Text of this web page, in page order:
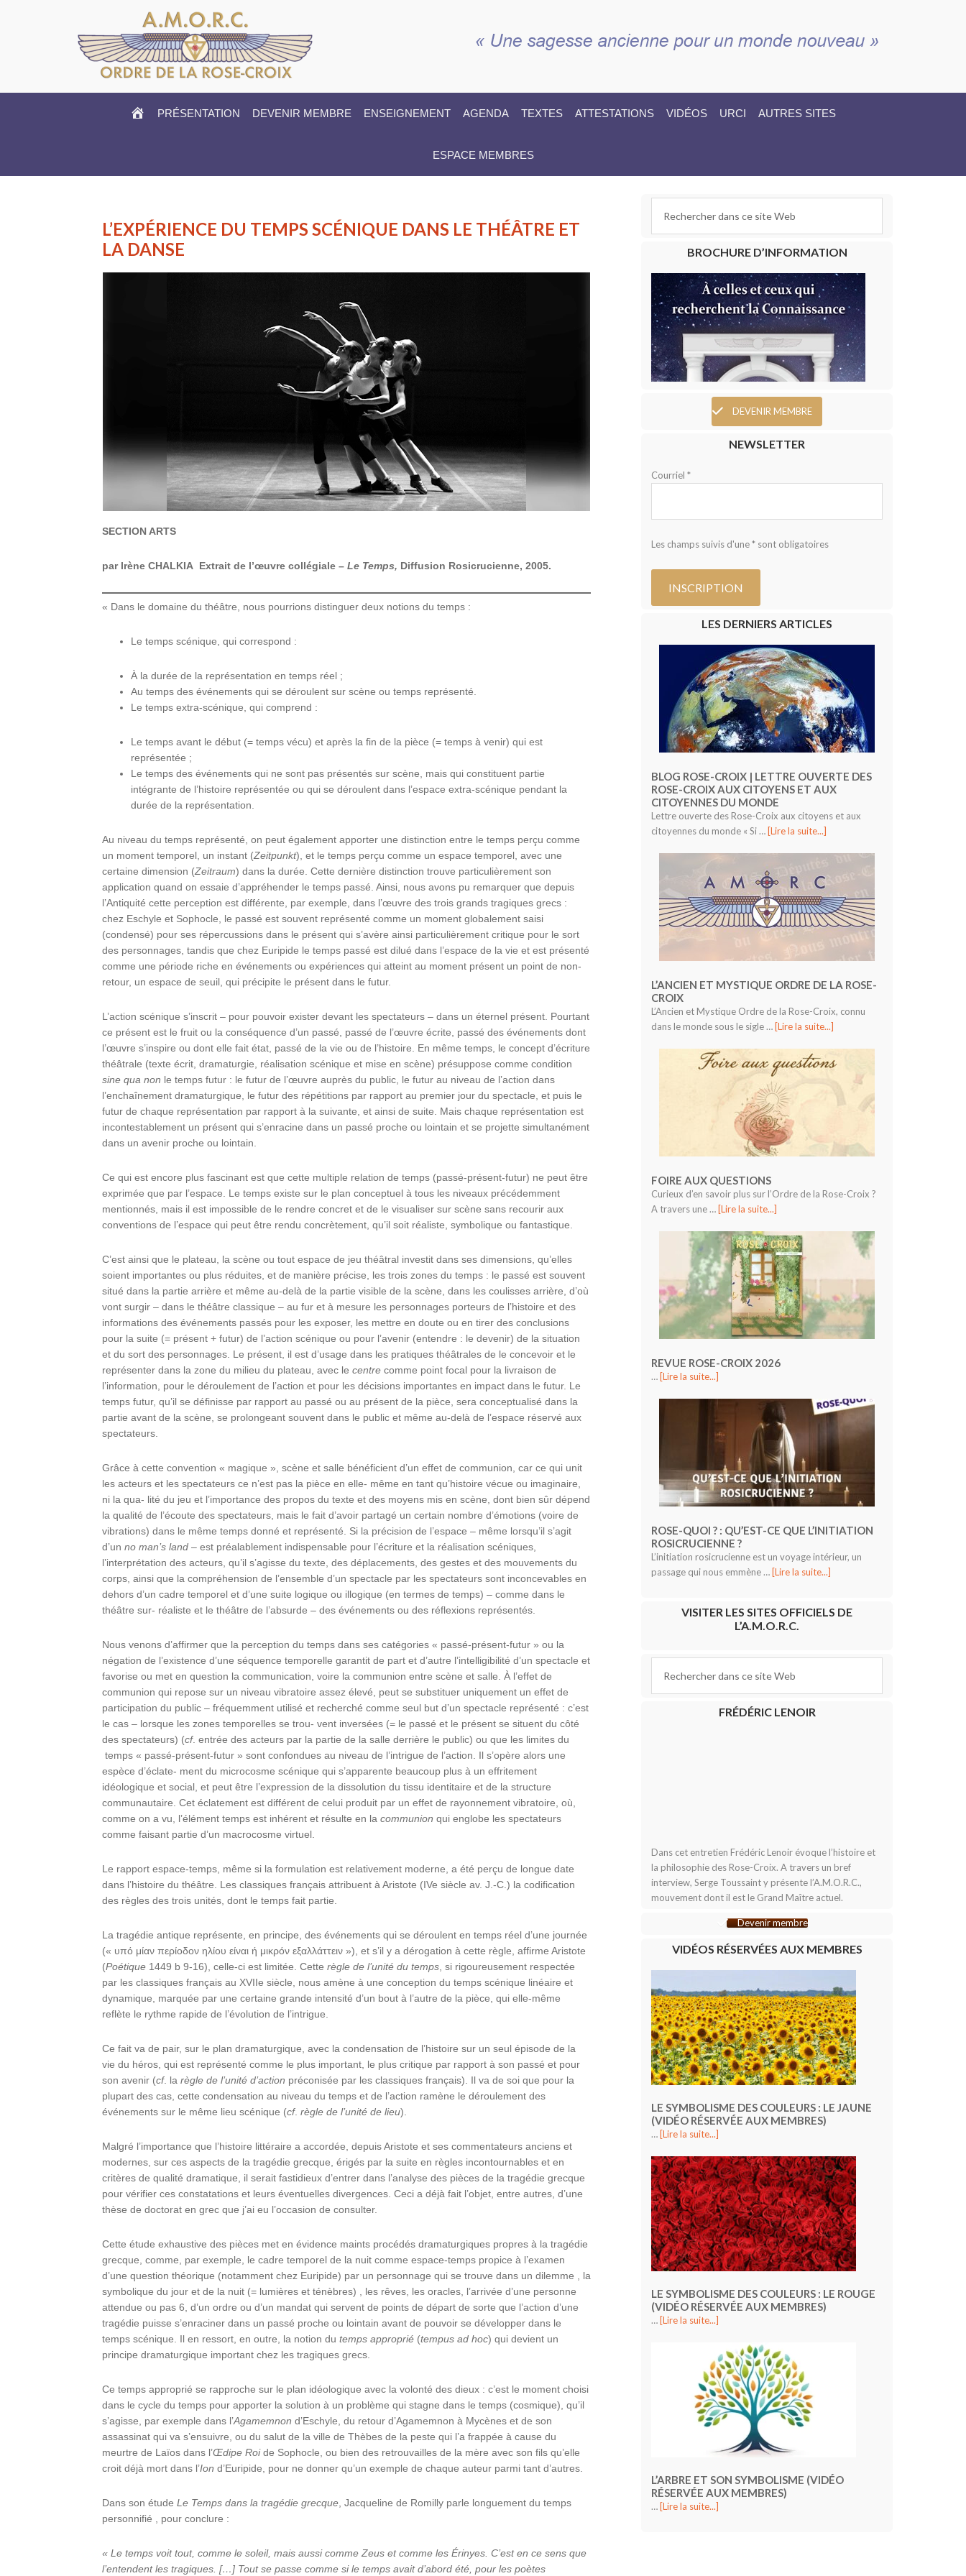
HOME
PRÉSENTATION DEVENIR MEMBRE ENSEIGNEMENT AGENDA TEXTES ATTESTATIONS VIDÉOS URCI AUTRES SITES
ESPACE MEMBRES
L’EXPÉRIENCE DU TEMPS SCÉNIQUE DANS LE THÉÂTRE ET
LA DANSE
SECTION ARTS
par Irène CHALKIA Extrait de l’œuvre collégiale – Le Temps, Diffusion Rosicrucienne, 2005.
« Dans le domaine du théâtre, nous pourrions distinguer deux notions du temps :
Le temps scénique, qui correspond :
À la durée de la représentation en temps réel ;
Au temps des événements qui se déroulent sur scène ou temps représenté.
Le temps extra-scénique, qui comprend :
Le temps avant le début (= temps vécu) et après la fin de la pièce (= temps à venir) qui est
représentée ;
Le temps des événements qui ne sont pas présentés sur scène, mais qui constituent partie
intégrante de l’histoire représentée ou qui se déroulent dans l’espace extra-scénique pendant la
durée de la représentation.
Au niveau du temps représenté, on peut également apporter une distinction entre le temps perçu comme
un moment temporel, un instant (Zeitpunkt), et le temps perçu comme un espace temporel, avec une
certaine dimension (Zeitraum) dans la durée. Cette dernière distinction trouve particulièrement son
application quand on essaie d’appréhender le temps passé. Ainsi, nous avons pu remarquer que depuis
l’Antiquité cette perception est différente, par exemple, dans l’œuvre des trois grands tragiques grecs :
chez Eschyle et Sophocle, le passé est souvent représenté comme un moment globalement saisi
(condensé) pour ses répercussions dans le présent qui s’avère ainsi particulièrement critique pour le sort
des personnages, tandis que chez Euripide le temps passé est dilué dans l’espace de la vie et est présenté
comme une période riche en événements ou expériences qui atteint au moment présent un point de non-
retour, un espace de seuil, qui précipite le présent dans le futur.
L’action scénique s’inscrit – pour pouvoir exister devant les spectateurs – dans un éternel présent. Pourtant
ce présent est le fruit ou la conséquence d’un passé, passé de l’œuvre écrite, passé des événements dont
l’œuvre s’inspire ou dont elle fait état, passé de la vie ou de l’histoire. En même temps, le concept d’écriture
théâtrale (texte écrit, dramaturgie, réalisation scénique et mise en scène) présuppose comme condition
sine qua non le temps futur : le futur de l’œuvre auprès du public, le futur au niveau de l’action dans
l’enchaînement dramaturgique, le futur des répétitions par rapport au premier jour du spectacle, et puis le
futur de chaque représentation par rapport à la suivante, et ainsi de suite. Mais chaque représentation est
incontestablement un présent qui s’enracine dans un passé proche ou lointain et se projette simultanément
dans un avenir proche ou lointain.
Ce qui est encore plus fascinant est que cette multiple relation de temps (passé-présent-futur) ne peut être
exprimée que par l’espace. Le temps existe sur le plan conceptuel à tous les niveaux précédemment
mentionnés, mais il est impossible de le rendre concret et de le visualiser sur scène sans recourir aux
conventions de l’espace qui peut être rendu concrètement, qu’il soit réaliste, symbolique ou fantastique.
C’est ainsi que le plateau, la scène ou tout espace de jeu théâtral investit dans ses dimensions, qu’elles
soient importantes ou plus réduites, et de manière précise, les trois zones du temps : le passé est souvent
situé dans la partie arrière et même au-delà de la partie visible de la scène, dans les coulisses arrière, d’où
vont surgir – dans le théâtre classique – au fur et à mesure les personnages porteurs de l’histoire et des
informations des événements passés pour les exposer, les mettre en doute ou en tirer des conclusions
pour la suite (= présent + futur) de l’action scénique ou pour l’avenir (entendre : le devenir) de la situation
et du sort des personnages. Le présent, il est d’usage dans les pratiques théâtrales de le concevoir et le
représenter dans la zone du milieu du plateau, avec le centre comme point focal pour la livraison de
l’information, pour le déroulement de l’action et pour les décisions importantes en impact dans le futur. Le
temps futur, qu’il se définisse par rapport au passé ou au présent de la pièce, sera conceptualisé dans la
partie avant de la scène, se prolongeant souvent dans le public et même au-delà de l’espace réservé aux
spectateurs.
Grâce à cette convention « magique », scène et salle bénéficient d’un effet de communion, car ce qui unit
les acteurs et les spectateurs ce n’est pas la pièce en elle- même en tant qu’histoire vécue ou imaginaire,
ni la qua- lité du jeu et l’importance des propos du texte et des moyens mis en scène, dont bien sûr dépend
la qualité de l’écoute des spectateurs, mais le fait d’avoir partagé un certain nombre d’émotions (voire de
vibrations) dans le même temps donné et représenté. Si la précision de l’espace – même lorsqu’il s’agit
d’un no man’s land – est préalablement indispensable pour l’écriture et la réalisation scéniques,
l’interprétation des acteurs, qu’il s’agisse du texte, des déplacements, des gestes et des mouvements du
corps, ainsi que la compréhension de l’ensemble d’un spectacle par les spectateurs sont inconcevables en
dehors d’un cadre temporel et d’une suite logique ou illogique (en termes de temps) – comme dans le
théâtre sur- réaliste et le théâtre de l’absurde – des événements ou des réflexions représentés.
Nous venons d’affirmer que la perception du temps dans ses catégories « passé-présent-futur » ou la
négation de l’existence d’une séquence temporelle garantit de part et d’autre l’intelligibilité d’un spectacle et
favorise ou met en question la communication, voire la communion entre scène et salle. À l’effet de
communion qui repose sur un niveau vibratoire assez élevé, peut se substituer uniquement un effet de
participation du public – fréquemment utilisé et recherché comme seul but d’un spectacle représenté : c’est
le cas – lorsque les zones temporelles se trou- vent inversées (= le passé et le présent se situent du côté
des spectateurs) (cf. entrée des acteurs par la partie de la salle derrière le public) ou que les limites du
temps « passé-présent-futur » sont confondues au niveau de l’intrigue de l’action. Il s’opère alors une
espèce d’éclate- ment du microcosme scénique qui s’apparente beaucoup plus à un effritement
idéologique et social, et peut être l’expression de la dissolution du tissu identitaire et de la structure
communautaire. Cet éclatement est différent de celui produit par un effet de rayonnement vibratoire, où,
comme on a vu, l’élément temps est inhérent et résulte en la communion qui englobe les spectateurs
comme faisant partie d’un macrocosme virtuel.
Le rapport espace-temps, même si la formulation est relativement moderne, a été perçu de longue date
dans l’histoire du théâtre. Les classiques français attribuent à Aristote (IVe siècle av. J.-C.) la codification
des règles des trois unités, dont le temps fait partie.
La tragédie antique représente, en principe, des événements qui se déroulent en temps réel d’une journée
(« υπό μίαν περίοδον ηλίου είναι ή μικρόν εξαλλάττειν »), et s’il y a dérogation à cette règle, affirme Aristote
(Poétique 1449 b 9-16), celle-ci est limitée. Cette règle de l’unité du temps , si rigoureusement respectée
par les classiques français au XVIIe siècle, nous amène à une conception du temps scénique linéaire et
dynamique, marquée par une certaine grande intensité d’un bout à l’autre de la pièce, qui elle-même
reflète le rythme rapide de l’évolution de l’intrigue.
Ce fait va de pair, sur le plan dramaturgique, avec la condensation de l’histoire sur un seul épisode de la
vie du héros, qui est représenté comme le plus important, le plus critique par rapport à son passé et pour
son avenir (cf. la règle de l’unité d’action préconisée par les classiques français). Il va de soi que pour la
plupart des cas, cette condensation au niveau du temps et de l’action ramène le déroulement des
événements sur le même lieu scénique (cf. règle de l’unité de lieu).
Malgré l’importance que l’histoire littéraire a accordée, depuis Aristote et ses commentateurs anciens et
modernes, sur ces aspects de la tragédie grecque, érigés par la suite en règles incontournables et en
critères de qualité dramatique, il serait fastidieux d’entrer dans l’analyse des pièces de la tragédie grecque
pour vérifier ces constatations et leurs éventuelles divergences. Ceci a déjà fait l’objet, entre autres, d’une
thèse de doctorat en grec que j’ai eu l’occasion de consulter.
Cette étude exhaustive des pièces met en évidence maints procédés dramaturgiques propres à la tragédie
grecque, comme, par exemple, le cadre temporel de la nuit comme espace-temps propice à l’examen
d’une question théorique (notamment chez Euripide) par un personnage qui se trouve dans un dilemme , la
symbolique du jour et de la nuit (= lumières et ténèbres) , les rêves, les oracles, l’arrivée d’une personne
attendue ou pas 6, d’un ordre ou d’un mandat qui servent de points de départ de sorte que l’action d’une
tragédie puisse s’enraciner dans un passé proche ou lointain avant de pouvoir se développer dans le
temps scénique. Il en ressort, en outre, la notion du temps approprié (tempus ad hoc) qui devient un
principe dramaturgique important chez les tragiques grecs.
Ce temps approprié se rapproche sur le plan idéologique avec la volonté des dieux : c’est le moment choisi
dans le cycle du temps pour apporter la solution à un problème qui stagne dans le temps (cosmique), qu’il
s’agisse, par exemple dans l’Agamemnon d’Eschyle, du retour d’Agamemnon à Mycènes et de son
assassinat qui va s’ensuivre, ou du salut de la ville de Thèbes de la peste qui l’a frappée à cause du
meurtre de Laïos dans l’Œdipe Roide Sophocle, ou bien des retrouvailles de la mère avec son fils qu’elle
croit déjà mort dans l’Ion d’Euripide, pour ne donner qu’un exemple de chaque auteur parmi tant d’autres.
Dans son étude Le Temps dans la tragédie grecque , Jacqueline de Romilly parle longuement du temps
personnifié , pour conclure :
« Le temps voit tout, comme le soleil, mais aussi comme Zeus et comme les Érinyes. C’est en ce sens que
l’entendent les tragiques. […] Tout se passe comme si le temps avait d’abord été, pour les poètes
BROCHURE D’INFORMATION
DEVENIR MEMBRE
NEWSLETTER
Courriel *
Les champs suivis d'une * sont obligatoires
LES DERNIERS ARTICLES
BLOG ROSE-CROIX | LETTRE OUVERTE DES
ROSE-CROIX AUX CITOYENS ET AUX
CITOYENNES DU MONDE
Lettre ouverte des Rose-Croix aux citoyens et aux
citoyennes du monde « Si … [Lire la suite...]
L’ANCIEN ET MYSTIQUE ORDRE DE LA ROSE-
CROIX
L’Ancien et Mystique Ordre de la Rose-Croix, connu
dans le monde sous le sigle … [Lire la suite...]
FOIRE AUX QUESTIONS
Curieux d’en savoir plus sur l’Ordre de la Rose-Croix ?
A travers une … [Lire la suite...]
REVUE ROSE-CROIX 2026
… [Lire la suite...]
ROSE-QUOI ? : QU’EST-CE QUE L’INITIATION
ROSICRUCIENNE ?
L’initiation rosicrucienne est un voyage intérieur, un
passage qui nous emmène … [Lire la suite...]
VISITER LES SITES OFFICIELS DE
L’A.M.O.R.C.
FRÉDÉRIC LENOIR
Dans cet entretien Frédéric Lenoir évoque l’histoire et
la philosophie des Rose-Croix. A travers un bref
interview, Serge Toussaint y présente l’A.M.O.R.C.,
mouvement dont il est le Grand Maître actuel.
Devenir membre
VIDÉOS RÉSERVÉES AUX MEMBRES
LE SYMBOLISME DES COULEURS : LE JAUNE
(VIDÉO RÉSERVÉE AUX MEMBRES)
… [Lire la suite...]
LE SYMBOLISME DES COULEURS : LE ROUGE
(VIDÉO RÉSERVÉE AUX MEMBRES)
… [Lire la suite...]
L’ARBRE ET SON SYMBOLISME (VIDÉO
RÉSERVÉE AUX MEMBRES)
… [Lire la suite...]